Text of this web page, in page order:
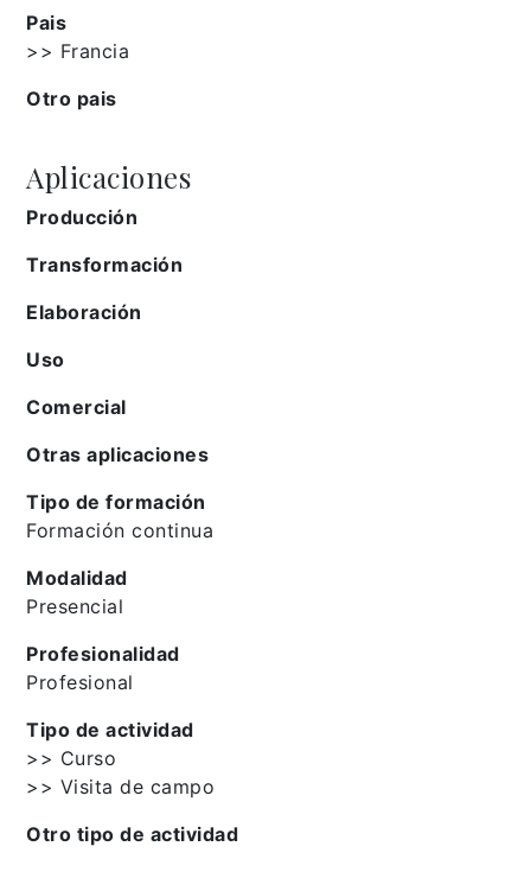
Pais
>> Francia
Otro pais
Aplicaciones
Producción
Transformación
Elaboración
Uso
Comercial
Otras aplicaciones
Tipo de formación
Formación continua
Modalidad
Presencial
Profesionalidad
Profesional
Tipo de actividad
>> Curso
>> Visita de campo
Otro tipo de actividad